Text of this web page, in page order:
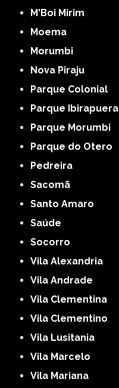
M'Boi Mirim
Moema
Morumbi
Nova Piraju
Parque Colonial
Parque Ibirapuera
Parque Morumbi
Parque do Otero
Pedreira
Sacomã
Santo Amaro
Saúde
Socorro
Vila Alexandria
Vila Andrade
Vila Clementina
Vila Clementino
Vila Lusitania
Vila Marcelo
Vila Mariana